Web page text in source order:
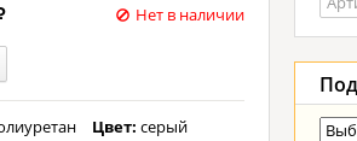
Нет в наличии
Цвет:серый